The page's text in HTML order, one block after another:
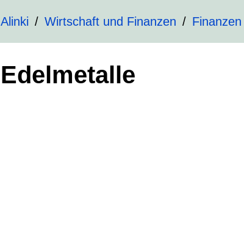
Alinki Wirtschaft und Finanzen
Edelmetalle